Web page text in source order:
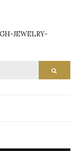
JEWELRY-